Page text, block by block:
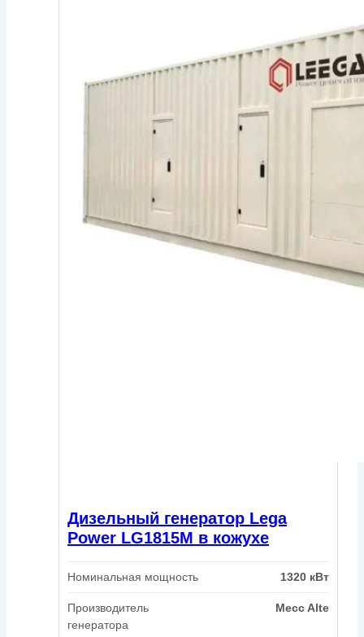
Дизельный генератор Lega
Power LG1815M в кожухе
Номинальная мощность 1320 кВт
Производитель
генератора
Mecc Alte